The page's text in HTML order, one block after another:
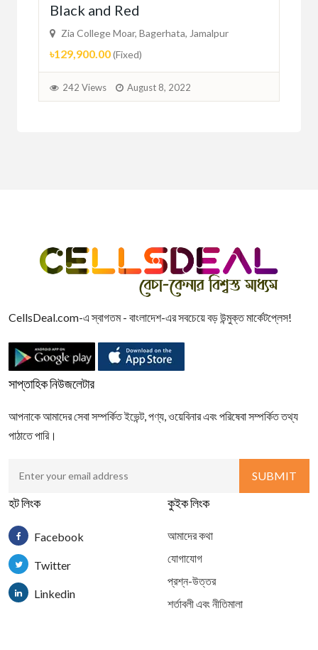
Black and Red
Zia College Moar, Bagerhata, Jamalpur
৳129,900.00(Fixed)
242 Views August 8, 2022
CellsDeal.com-এ স্বাগতম - বাংলাদেশ-এর সবচেয়ে বড় উন্মুক্ত মার্কেটপ্লেস!
সাপ্তাহিক নিউজলেটার
আপনাকে আমাদের সেবা সম্পর্কিত ইভেন্ট, পণ্য, ওয়েবিনার এবং পরিষেবা সম্পর্কিত তথ্য
পাঠাতে পারি।
হট লিংক
Facebook
Twitter
Linkedin
কুইক লিংক
আমাদের কথা
যোগাযোগ
প্রশ্ন-উত্তর
শর্তাবলী এবং নীতিমালা